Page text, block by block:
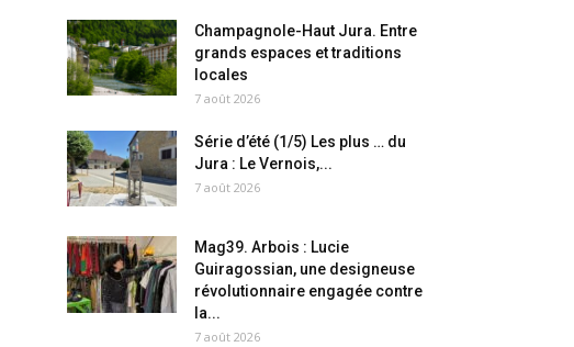
Champagnole-Haut Jura. Entre
grands espaces et traditions
locales
7 août 2026
Série d’été (1/5) Les plus … du
Jura : Le Vernois,...
7 août 2026
Mag39. Arbois : Lucie
Guiragossian, une designeuse
révolutionnaire engagée contre
la...
7 août 2026